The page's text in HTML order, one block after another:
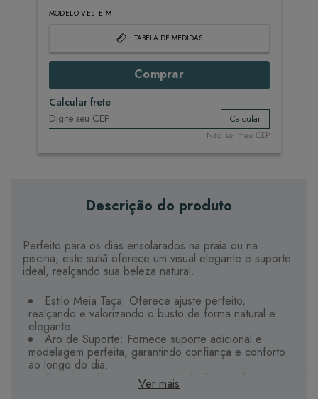
MODELO VESTE M
TABELA DE MEDIDAS
Comprar
Calcular frete
Calcular
Não sei meu CEP
Descrição do produto
Perfeito para os dias ensolarados na praia ou na
piscina, este sutiã oferece um visual elegante e suporte
ideal, realçando sua beleza natural.
Estilo Meia Taça: Oferece ajuste perfeito,
realçando e valorizando o busto de forma natural e
elegante.
Aro de Suporte: Fornece suporte adicional e
modelagem perfeita, garantindo confiança e conforto
ao longo do dia.
Bojo Fixo: Proporciona sustentação e molda os
seios harmoniosamente.Ver mais